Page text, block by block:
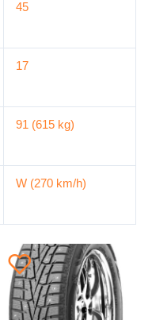
45
17
91 (615 kg)
W (270 km/h)